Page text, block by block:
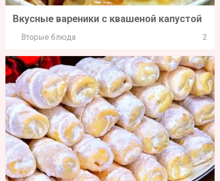
Вкусные вареники с квашеной капустой
Вторые блюда 2